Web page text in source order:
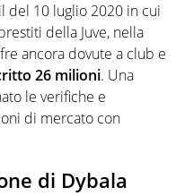
del 10 luglio 2020 in cui
della Juve, nella
ancora dovute a club e
26 milioni. Una
le verifiche e
di mercato con
di Dybala